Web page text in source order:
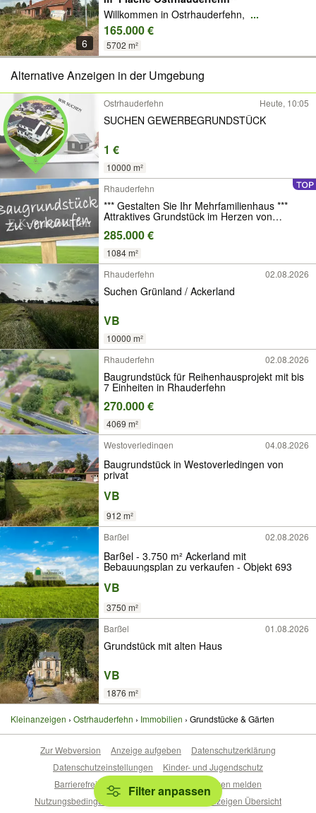
6
Willkommen in Ostrhauderfehn, ...
165.000 €
5702 m²
Alternative Anzeigen in der Umgebung
Ostrhauderfehn Heute, 10:05
SUCHEN GEWERBEGRUNDSTÜCK
1 €
10000 m²
Rhauderfehn
*** Gestalten Sie Ihr Mehrfamilienhaus ***
Attraktives Grundstück im Herzen von
285.000 €
1084 m²
Rhauderfehn
02.08.2026
Suchen Grünland / Ackerland
VB
10000 m²
Rhauderfehn
02.08.2026
Baugrundstück für Reihenhausprojekt mit bis
7 Einheiten in Rhauderfehn
270.000 €
4069 m²
Westoverledingen
04.08.2026
Baugrundstück in Westoverledingen von
privat
VB
912 m²
Barßel
02.08.2026
Barßel - 3.750 m² Ackerland mit
Bebauungsplan zu verkaufen - Objekt 693
VB
3750 m²
Barßel
01.08.2026
Grundstück mit alten Haus
VB
1876 m²
Kleinanzeigen Ostrhauderfehn Immobilien Grundstücke & Gärten
Filter anpassen
Zur Webversion Anzeige aufgeben
Datenschutzerklärung
Datenschutzeinstellungen
Kinder- und Jugendschutz
Barrierefreiheitserklärung
Sicherheitslücken melden
Nutzungsbedingungen
Beliebte Suchen
Anzeigen Übersicht